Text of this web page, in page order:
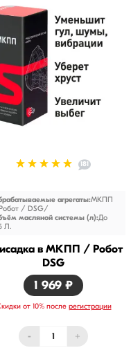
существующими
составы
свойства
трения.
и увеличивают
181
агрегаты:МКПП
/ DSG
масляной системы (л):До
Л.
в МКПП / Робот
DSG
1 969 ₽
от 10% после регистрации
- +